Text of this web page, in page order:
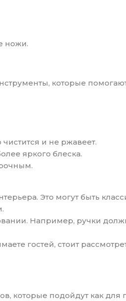
ножи.
которые
и не ржавеет.
яркого блеска.
Это могут быть
Например, ручки
гостей, стоит
которые подойдут как для